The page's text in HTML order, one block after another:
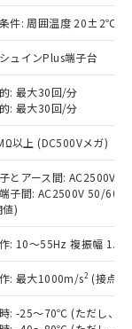
件: 周囲温度 20±2℃、
ュインPlus端子台
: 最大30回/分
: 最大30回/分
以上 (DC500Vメガ)
とアース間: AC2500V
子間: AC2500V 50/
値)
: 10～55Hz 複振幅
: 最大1000m/s2 (接点
: -25～70℃ (ただし、氷
のうえ
業取扱
準価格
中には、
品もある
果は、
社内デー
あり、閲
よび標
ことをご
格はお客
物質）の
出す予
物質）の
認中の
で、有
などや
ビフェニル
エーテル類
ルヘキシ
ル酸ブチ
RoHSの
RoHSの
。
へお問
カドミウ
臭化ビフェ
ニルエーテ
ち、外国
商品
を輸出
は、日本
取引許
続きを
合は、完